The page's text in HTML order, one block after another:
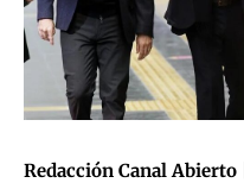
Redacción Canal Abierto |